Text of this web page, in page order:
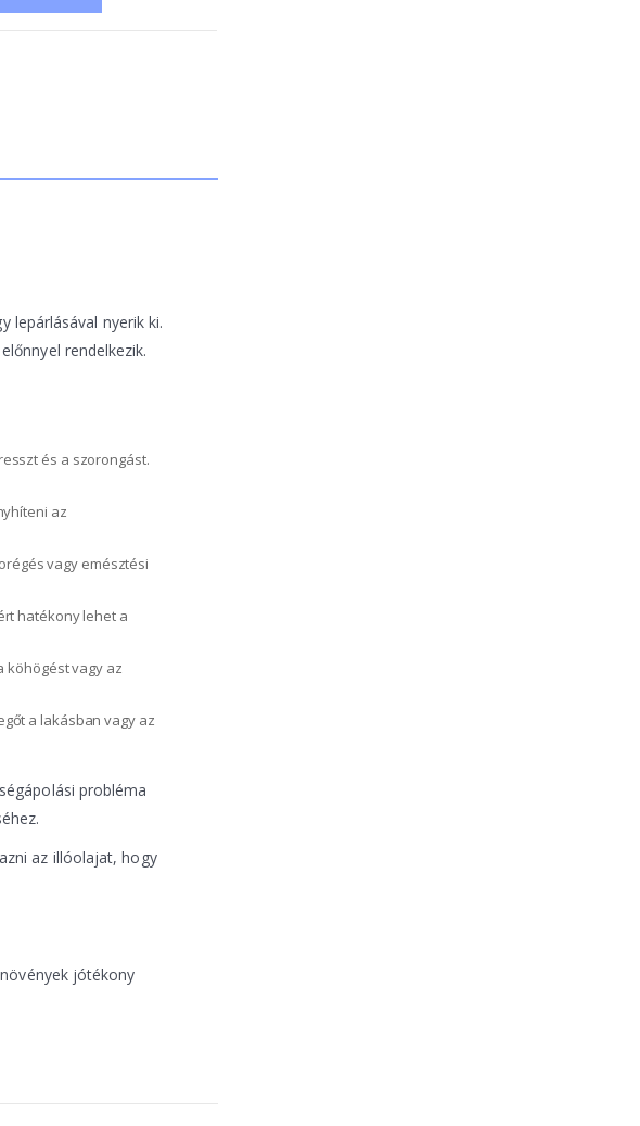
lepárlásával nyerik ki.
rendelkezik.
és a szorongást.
az
vagy emésztési
hatékony lehet a
köhögést vagy az
a lakásban vagy az
probléma
az illóolajat, hogy
jótékony